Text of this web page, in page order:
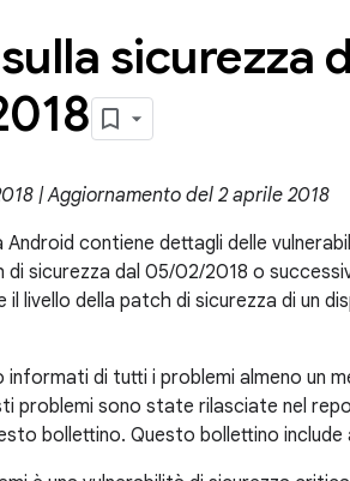
sicurezza
| Aggiornamento del 2 aprile 2018
Android contiene dettagli delle
di sicurezza dal 05/02/2018 o
livello della patch di sicurezza di un
di tutti i problemi almeno un
problemi sono state rilasciate nel
bollettino. Questo bollettino include